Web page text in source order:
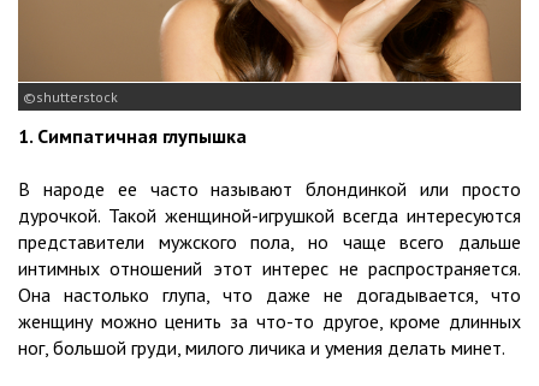
shutterstock
1. Симпатичная глупышка
В народе ее часто называют блондинкой или просто
дурочкой. Такой женщиной-игрушкой всегда интересуются
представители мужского пола, но чаще всего дальше
интимных отношений этот интерес не распространяется.
Она настолько глупа, что даже не догадывается, что
женщину можно ценить за что-то другое, кроме длинных
ног, большой груди, милого личика и умения делать минет.